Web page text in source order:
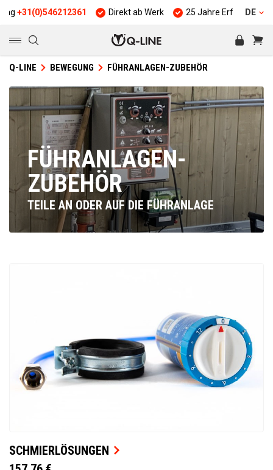
Direkt ab Werk 25 Jahre Erfahrung DE
Q-LINE BEWEGUNG FÜHRANLAGEN-ZUBEHÖR
FÜHRANLAGEN-
ZUBEHÖR
TEILE AN ODER AUF DIE FÜHRANLAGE
SCHMIERLÖSUNGEN